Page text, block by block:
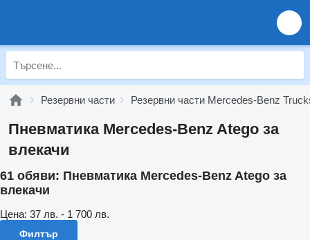
Резервни части Резервни части Mercedes-Benz
Пневматика Mercedes-Benz Atego за
влекачи
61 обяви: Пневматика Mercedes-Benz Atego за
влекачи
Цена: 37 лв. - 1 700 лв.
Филтър